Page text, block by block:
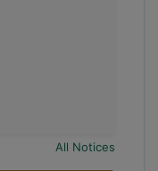
All Notices